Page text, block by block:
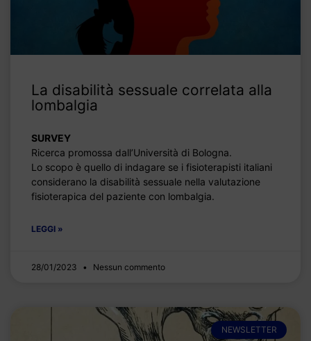
La disabilità sessuale correlata alla
lombalgia
SURVEY
Ricerca promossa dall’Università di Bologna.
Lo scopo è quello di indagare se i fisioterapisti italiani
considerano la disabilità sessuale nella valutazione
fisioterapica del paziente con lombalgia.
LEGGI »
28/01/2023 Nessun commento
NEWSLETTER